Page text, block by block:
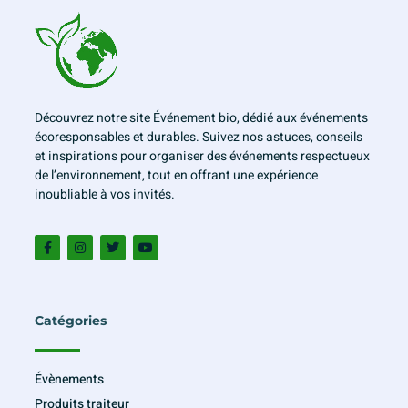
absolutely
has
qualification
compare
with
the
of
art..discount
swiss
relojes
Découvrez notre site Événement bio, dédié aux événements
écoresponsables et durables. Suivez nos astuces, conseils
et inspirations pour organiser des événements respectueux
de l’environnement, tout en offrant une expérience
inoubliable à vos invités.
Catégories
Évènements
Produits traiteur